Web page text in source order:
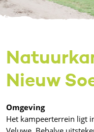
Nieuw
Omgeving
Het kampeerterrein ligt